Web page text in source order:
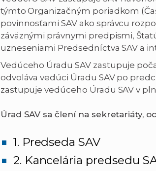
týmto Organizačným poriadkom
povinnosťami SAV ako správcu
záväznými právnymi predpismi,
uzneseniami Predsedníctva SAV a
Vedúceho Úradu SAV zastupuje
odvoláva vedúci Úradu SAV po
zastupuje vedúceho Úradu SAV v
Úrad SAV sa člení na sekretariáty,
1. Predseda SAV
2. Kancelária predsedu